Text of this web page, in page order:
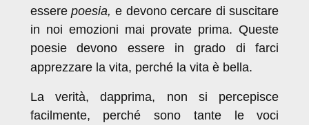
esserepoesia, e devono cercare di suscitare
in noi emozioni mai provate prima. Queste
poesie devono essere in grado di farci
apprezzare la vita, perché la vita è bella.
La verità, dapprima, non si percepisce
facilmente, perché sono tante le voci